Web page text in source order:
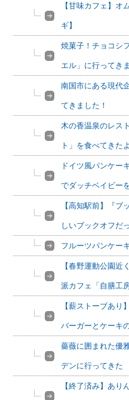
【甘味カフェ】
ギ】
焼菓子！チョコシ
エル」に行ってき
南国市にある現代
てきました！
木の香温泉のレス
ト」を食べてきた
ドイツ風パンケー
でダッチベイビー
【高知駅前】『
しいブックオフだ
フルーツパンケー
【春野運動公園
派カフェ「自膳工
【薪ストーブあ
バーガーとケーキ
薔薇に囲まれた優
デンに行ってきた
【終了済み】あ